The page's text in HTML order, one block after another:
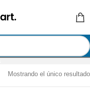
Mostrando el único resultado